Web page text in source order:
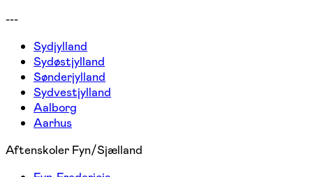
---
Sydjylland
Sydøstjylland
Sønderjylland
Sydvestjylland
Aalborg
Aarhus
Aftenskoler Fyn/Sjælland